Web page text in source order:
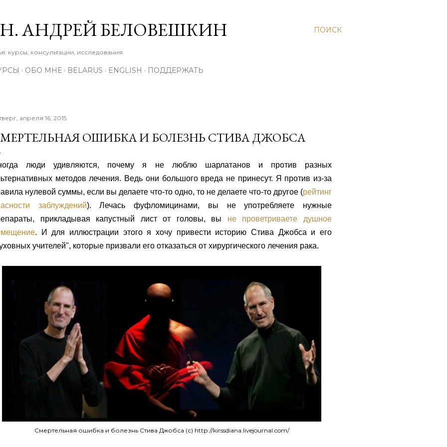
ПОИСК
АНДРЕЙ БЕЛОВЕШКИН
курсы, консультации, исследования.
ОБО МНЕ BELARUS ENGLISH ПОДДЕРЖАТЬ
апреля 16, 2015
ОШИБКА И БОЛЕЗНЬ СТИВА ДЖОБСА
люди удивляются, почему я не люблю шарлатанов и против разных
методов лечения. Ведь они большого вреда не принесут. Я против из-за
нулевой суммы, если вы делаете что-то одно, то не делаете что-то другое (рейтинг
заблуждений). Лечась фуфломицинами, вы не употребляете нужные
прикладывая капустный лист от головы, вы не проветриваете душное
. И для иллюстрации этого я хочу привести историю Стива Джобса и его
учителей", которые призвали его отказаться от хирургического лечения рака.
Смертельная ошибка и болезнь Стива Джобса (с) http://kirssdiana.livejournal.com/